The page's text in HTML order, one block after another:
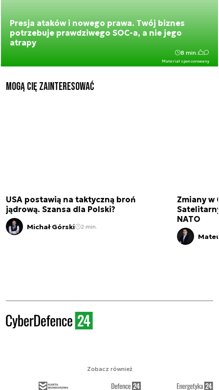
Presja ataków i nowego prawa. Twój biznes
potrzebuje prawdziwego SOC-a, a nie jego
atrapy
Materiał sponsorowany
8 min.
Mogą Cię zainteresować
USA postawią na taktyczną broń
jądrową. Szansa dla Polski?
Michał Górski 2 min.
Zmiany w
NATO
Zobacz również